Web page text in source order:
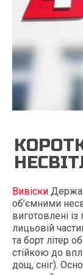
Вивіски
об’ємними
виготовлені
лицьовій
та борт літер
стійкою до
дощ, сніг).